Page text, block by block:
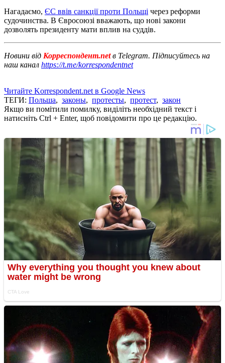
Нагадаємо, ЄС ввів санкції проти Польщі через реформи
судочинства. В Євросоюзі вважають, що нові закони
дозволять президенту мати вплив на суддів.
Новини від Корреспондент.netв Telegram. Підписуйтесь на
наш канал https://t.me/korrespondentnet
Читайте Korrespondent.net в Google News
ТЕГИ: Польша, законы, протесты, протест, закон
Якщо ви помітили помилку, виділіть необхідний текст і
натисніть Ctrl + Enter, щоб повідомити про це редакцію.